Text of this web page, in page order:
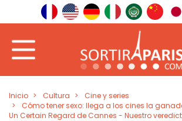
Inicio Cultura
Cine y series
Cómo tener sexo: llega a los cines la
Un Certain Regard de Cannes - Nuestro